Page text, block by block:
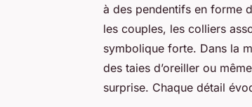
à des pendentifs en forme
les couples, les colliers
symbolique forte. Dans la
des taies d’oreiller ou
surprise. Chaque détail